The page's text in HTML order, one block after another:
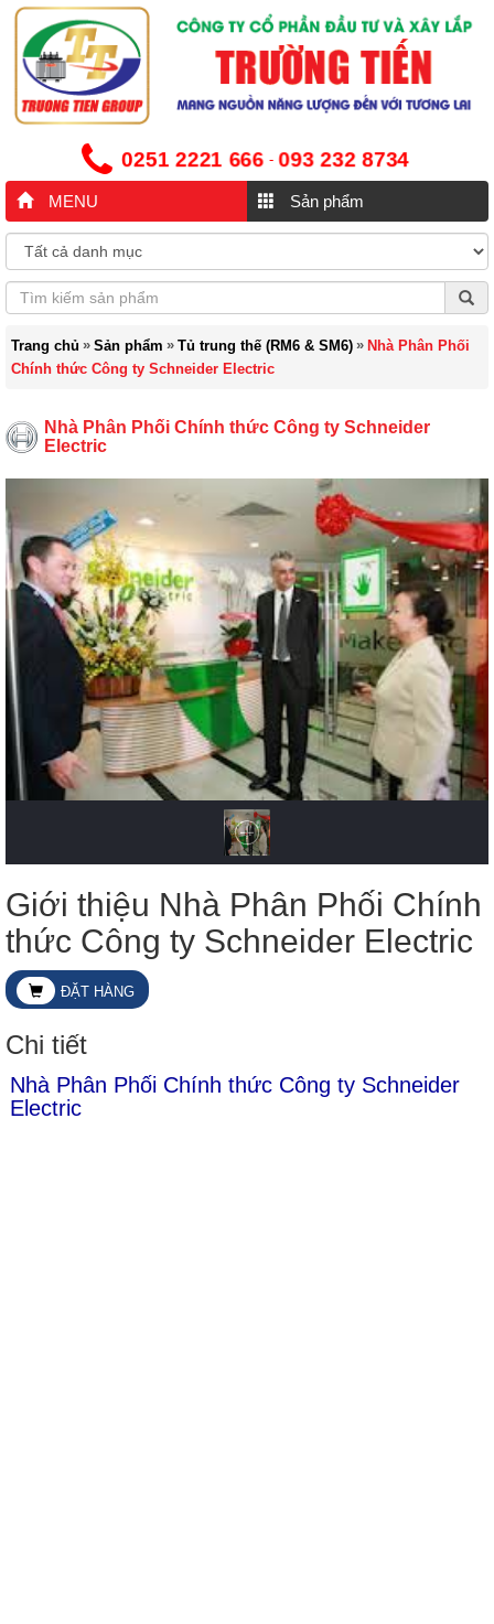
0251 2221 666 -093 232 8734
MENU Sản phẩm
Trang chủ » Sản phẩm » Tủ trung thế (RM6 & SM6) » Nhà Phân Phối
Chính thức Công ty Schneider Electric
Nhà Phân Phối Chính thức Công ty Schneider
Electric
Giới thiệu Nhà Phân Phối Chính
thức Công ty Schneider Electric
ĐẶT HÀNG
Chi tiết
Nhà Phân Phối Chính thức Công ty Schneider
Electric